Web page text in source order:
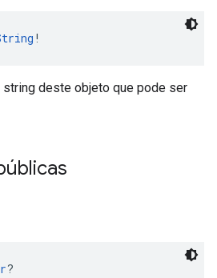
!
string deste objeto que pode ser
?